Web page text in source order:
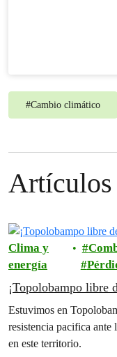
#Cambio climático
Artículos
Clima y
energía
¡Topolobampo libre
Estuvimos en
resistencia pacifica ante
en este territorio.